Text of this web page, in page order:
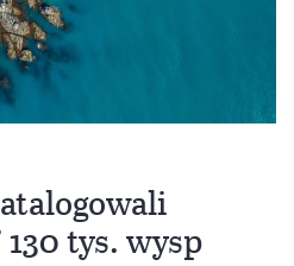
tys. wysp